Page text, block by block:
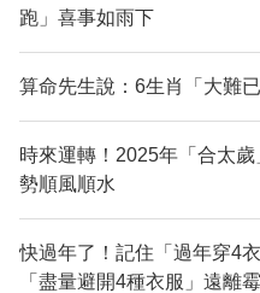
跑」喜事如雨下
算命先生說：6生肖「大難
時來運轉！2025年「合太
勢順風順水
快過年了！記住「過年穿4
「盡量避開4種衣服」遠離